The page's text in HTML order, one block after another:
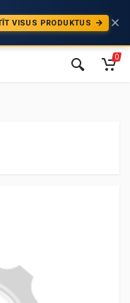
VISUS PRODUKTUS
0